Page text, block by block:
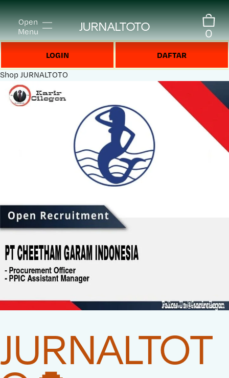
Open
Menu
JURNALTOTO 0
LOGIN DAFTAR
Shop JURNALTOTO
JURNALTOT